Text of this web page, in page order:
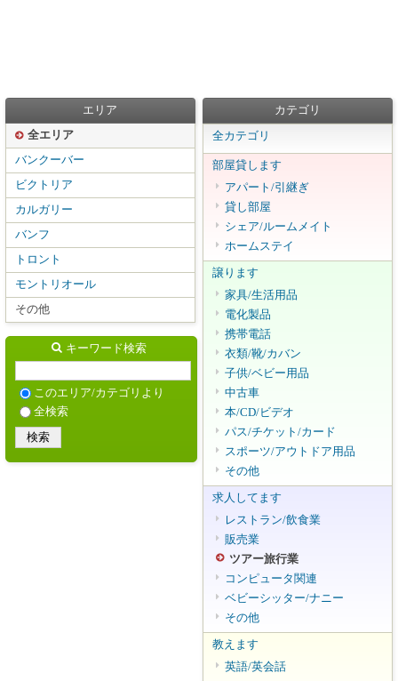
エリア
全エリア
バンクーバー
ビクトリア
カルガリー
バンフ
トロント
モントリオール
その他
カテゴリ
全カテゴリ
部屋貸します
アパート/引継ぎ
貸し部屋
シェア/ルームメイト
ホームステイ
譲ります
家具/生活用品
電化製品
携帯電話
衣類/靴/カバン
子供/ベビー用品
中古車
本/CD/ビデオ
パス/チケット/カード
スポーツ/アウトドア用品
その他
求人してます
レストラン/飲食業
販売業
ツアー旅行業
コンピュータ関連
ベビーシッター/ナニー
その他
教えます
英語/英会話
キーワード検索
このエリア/カテゴリより
全検索